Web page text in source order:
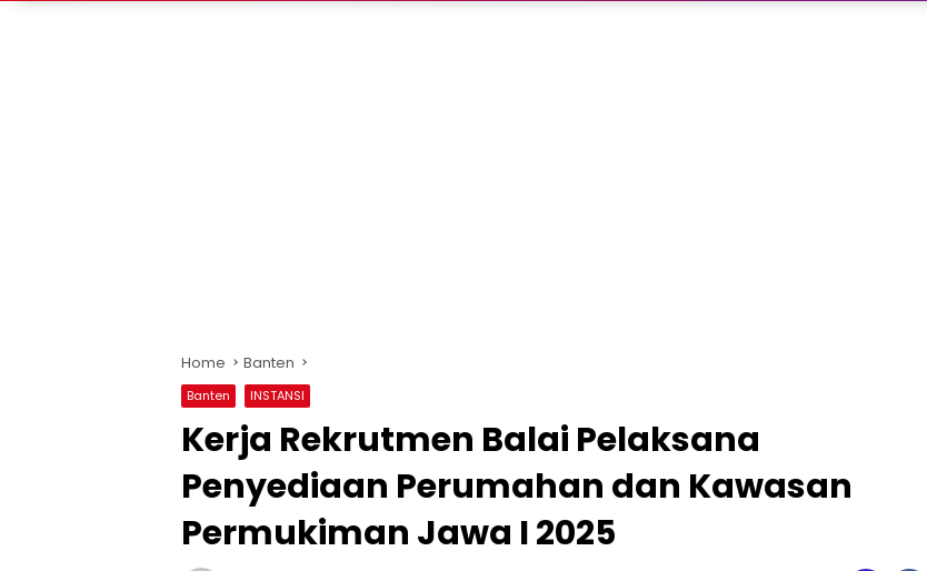
Home Banten
Banten INSTANSI
Kerja Rekrutmen Balai Pelaksana
Penyediaan Perumahan dan Kawasan
Permukiman Jawa I 2025